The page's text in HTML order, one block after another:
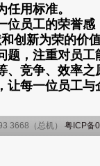
用标准。
位员工的荣誉
创新为荣的价值
题，注重对员
、竞争、效率
每一位员工与
3668（总机） 粤ICP备